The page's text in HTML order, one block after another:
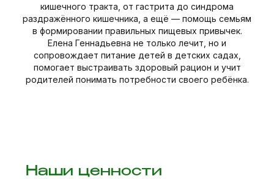
кишечного тракта, от гастрита до синдрома
раздражённого кишечника, а ещё — помощь семьям
в формировании правильных пищевых привычек.
Елена Геннадьевна не только лечит, но и
сопровождает питание детей в детских садах,
помогает выстраивать здоровый рацион и учит
родителей понимать потребности своего ребёнка.
Наши ценности